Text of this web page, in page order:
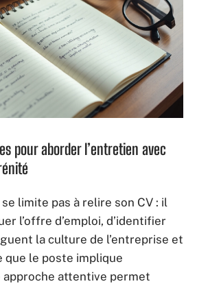
pour aborder l’entretien avec
limite pas à relire son CV : il
l’offre d’emploi, d’identifier
la culture de l’entreprise et
que le poste implique
attentive permet